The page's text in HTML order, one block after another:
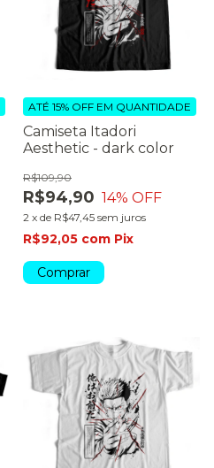
Camiseta Itadori
Aesthetic - dark color
R$94,90
R$109,90
14% OFF
2 x de R$47,45 sem juros
ATÉ 15% OFF EM QUANTIDADE
R$92,05 com Pix
Comprar